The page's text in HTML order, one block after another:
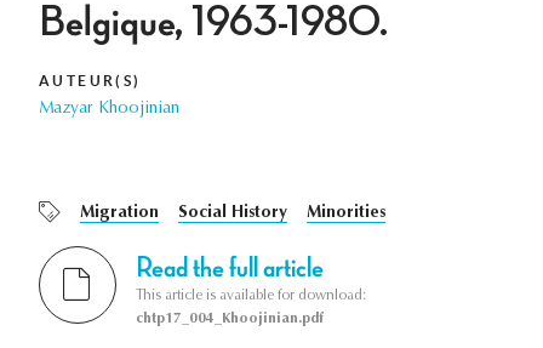
Belgique, 1963-1980.
AUTEUR(S)
Mazyar Khoojinian
Migration Social History Minorities
Read the full article
This article is available for download:
chtp17_004_Khoojinian.pdf